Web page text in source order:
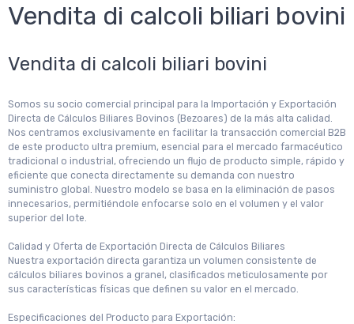
Vendita di calcoli biliari bovini
Vendita di calcoli biliari bovini
Somos su socio comercial principal para la Importación y Exportación
Directa de Cálculos Biliares Bovinos (Bezoares) de la más alta calidad.
Nos centramos exclusivamente en facilitar la transacción comercial B2B
de este producto ultra premium, esencial para el mercado farmacéutico
tradicional o industrial, ofreciendo un flujo de producto simple, rápido y
eficiente que conecta directamente su demanda con nuestro
suministro global. Nuestro modelo se basa en la eliminación de pasos
innecesarios, permitiéndole enfocarse solo en el volumen y el valor
superior del lote.
Calidad y Oferta de Exportación Directa de Cálculos Biliares
Nuestra exportación directa garantiza un volumen consistente de
cálculos biliares bovinos a granel, clasificados meticulosamente por
sus características físicas que definen su valor en el mercado.
Especificaciones del Producto para Exportación: